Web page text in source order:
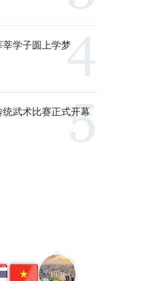
学子圆上学梦
武术比赛正式开幕